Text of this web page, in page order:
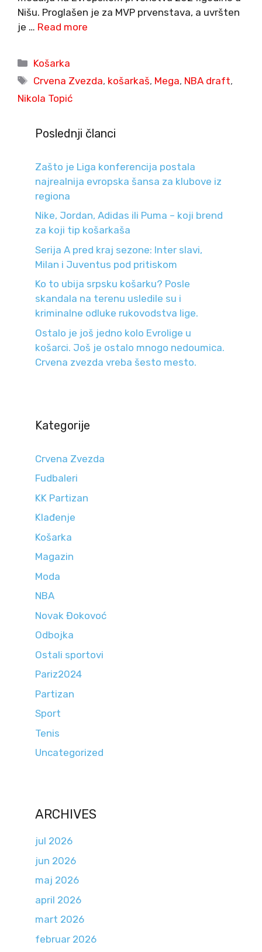
Nišu. Proglašen je za MVP prvenstava, a uvršten
je … Read more
Categories
Košarka
Tags
Crvena Zvezda, košarkaš, Mega, NBA draft,
Nikola Topić
Poslednji članci
Zašto je Liga konferencija postala
najrealnija evropska šansa za klubove iz
regiona
Nike, Jordan, Adidas ili Puma – koji brend
za koji tip košarkaša
Serija A pred kraj sezone: Inter slavi,
Milan i Juventus pod pritiskom
Ko to ubija srpsku košarku? Posle
skandala na terenu usledile su i
kriminalne odluke rukovodstva lige.
Ostalo je još jedno kolo Evrolige u
košarci. Još je ostalo mnogo nedoumica.
Crvena zvezda vreba šesto mesto.
Kategorije
Crvena Zvezda
Fudbaleri
KK Partizan
Klađenje
Košarka
Magazin
Moda
NBA
Novak Đokovoć
Odbojka
Ostali sportovi
Pariz2024
Partizan
Sport
Tenis
Uncategorized
ARCHIVES
jul 2026
jun 2026
maj 2026
april 2026
mart 2026
februar 2026